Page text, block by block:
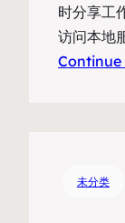
时分享工
访问本地
Continue
未分类